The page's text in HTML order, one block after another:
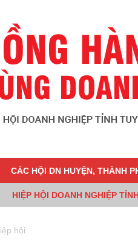
CÁC HỘI DN HUYỆN, THÀNH
Hội TP Tuyên Quang
HIỆP HỘI DOANH NGHIỆP
hội